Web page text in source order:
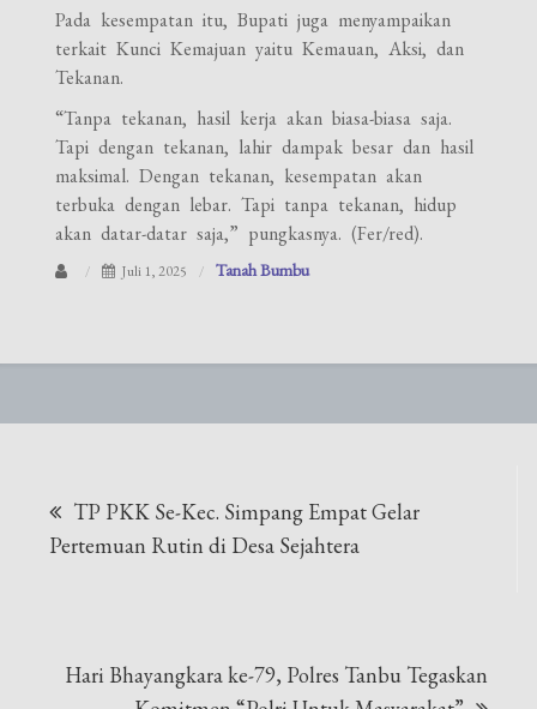
Pada kesempatan itu, Bupati juga menyampaikan
terkait Kunci Kemajuan yaitu Kemauan, Aksi, dan
Tekanan.
“Tanpa tekanan, hasil kerja akan biasa-biasa saja.
Tapi dengan tekanan, lahir dampak besar dan hasil
maksimal. Dengan tekanan, kesempatan akan
terbuka dengan lebar. Tapi tanpa tekanan, hidup
akan datar-datar saja,” pungkasnya. (Fer/red).
Juli 1, 2025 Tanah Bumbu
pos
TP PKK Se-Kec. Simpang Empat Gelar
Pertemuan Rutin di Desa Sejahtera
Hari Bhayangkara ke-79, Polres Tanbu Tegaskan